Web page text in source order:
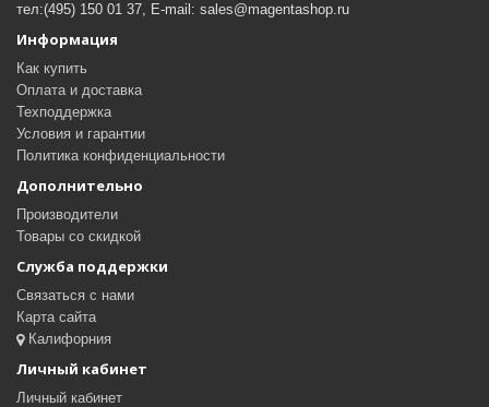
тел:(495) 150 01 37, E-mail: sales@magentashop.ru
Информация
Как купить
Оплата и доставка
Техподдержка
Условия и гарантии
Политика конфиденциальности
Дополнительно
Производители
Товары со скидкой
Служба поддержки
Связаться с нами
Карта сайта
Калифорния
Личный кабинет
Личный кабинет